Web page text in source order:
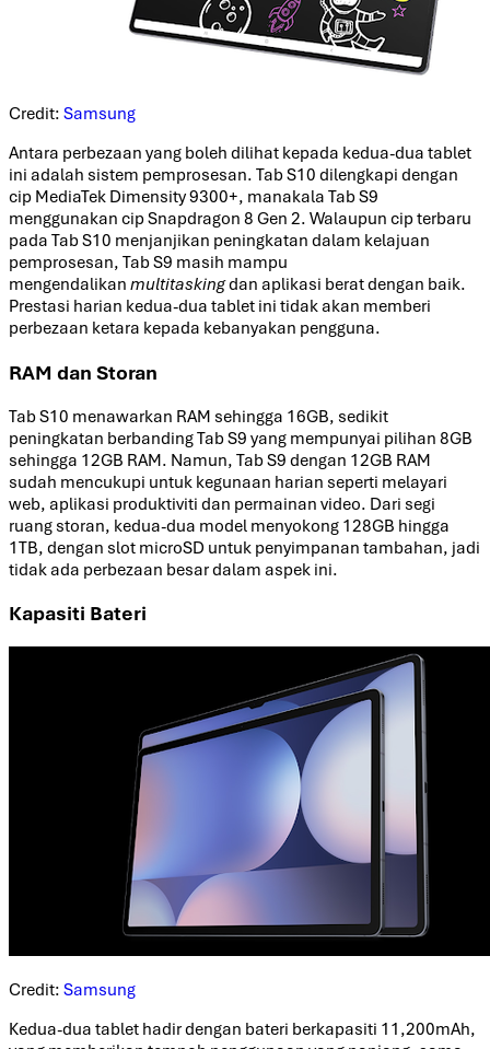
Credit: Samsung
Antara perbezaan yang boleh dilihat kepada kedua-dua tablet
ini adalah sistem pemprosesan. Tab S10 dilengkapi dengan
cip MediaTek Dimensity 9300+, manakala Tab S9
menggunakan cip Snapdragon 8 Gen 2. Walaupun cip terbaru
pada Tab S10 menjanjikan peningkatan dalam kelajuan
pemprosesan, Tab S9 masih mampu
mengendalikan multitaskingdan aplikasi berat dengan baik.
Prestasi harian kedua-dua tablet ini tidak akan memberi
perbezaan ketara kepada kebanyakan pengguna.
RAM dan Storan
Tab S10 menawarkan RAM sehingga 16GB, sedikit
peningkatan berbanding Tab S9 yang mempunyai pilihan 8GB
sehingga 12GB RAM. Namun, Tab S9 dengan 12GB RAM
sudah mencukupi untuk kegunaan harian seperti melayari
web, aplikasi produktiviti dan permainan video. Dari segi
ruang storan, kedua-dua model menyokong 128GB hingga
1TB, dengan slot microSD untuk penyimpanan tambahan, jadi
tidak ada perbezaan besar dalam aspek ini.
Kapasiti Bateri
Credit: Samsung
Kedua-dua tablet hadir dengan bateri berkapasiti 11,200mAh,